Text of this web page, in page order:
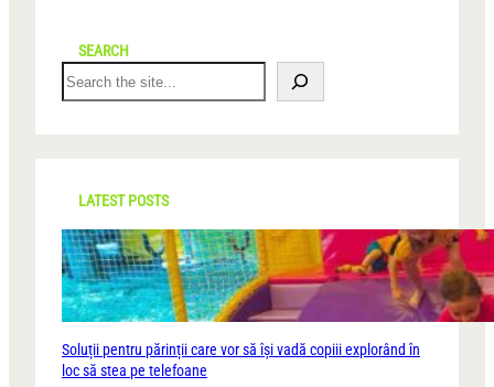
SEARCH
S
e
r
c
LATEST POSTS
Soluții pentru părinții care vor să își vadă copiii explorând în
loc să stea pe telefoane